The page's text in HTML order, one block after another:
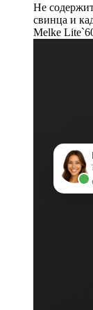
Не
свинца и
Melke